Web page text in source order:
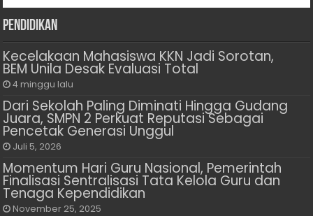
Pendidikan
Kecelakaan Mahasiswa KKN Jadi Sorotan,
BEM Unila Desak Evaluasi Total
4 minggu lalu
Dari Sekolah Paling Diminati Hingga Gudang
Juara, SMPN 2 Perkuat Reputasi Sebagai
Pencetak Generasi Unggul
Juli 5, 2026
Momentum Hari Guru Nasional, Pemerintah
Finalisasi Sentralisasi Tata Kelola Guru dan
Tenaga Kependidikan
November 25, 2025